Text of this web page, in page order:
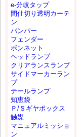
e-分岐タップ
間仕切り透明カーテ
ン
バンパー
フェンダー
ボンネット
ヘッドランプ
クリアランスランプ
サイドマーカーラン
プ
テールランプ
知恵袋
Ｐ/Ｓギヤボックス
触媒
マニュアルミッショ
ン